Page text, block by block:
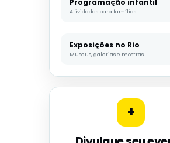
Programação infantil
Atividades para famílias
Exposições no Rio
Museus, galerias e mostras
+